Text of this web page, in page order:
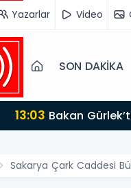
Yazarlar Video
SON DAKİKA
13:03
Düzenlemeye
Sakarya Çark Caddesi